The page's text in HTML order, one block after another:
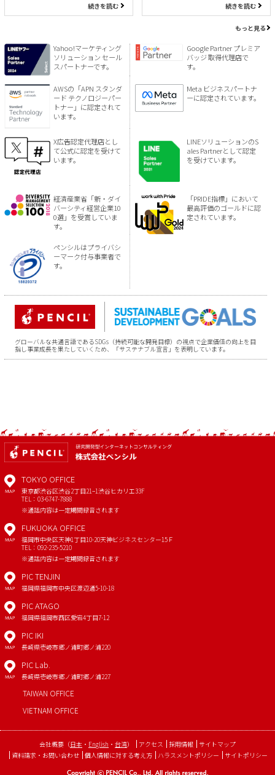
続きを読む 続きを読む
もっと見る
Yahoo!マーケティング
ソリューション セール
スパートナーです。
Google Partner プレミア
バッジ 取得代理店で
す。
AWSの「APN スタンダ
ード テクノロジーパー
トナー」に認定されて
います。
Meta ビジネスパートナ
ーに認定されています。
X広告認定代理店とし
て公式に認定を受けて
います。
LINEソリューションのS
ales Partnerとして認定
を受けています。
経済産業省「新・ダイ
バーシティ経営企業10
0選」を受賞していま
す。
「PRIDE指標」において
最高評価のゴールドに認
定されています。
ペンシルはプライバシ
ーマーク付与事業者で
す。
グローバルな共通言語であるSDGs（持続可能な開発目標）の視点で企業価値の向上を目
指し事業成長を果たしていくため、「サステナブル宣言」を表明しています。
MAP
TOKYO OFFICE
東京都渋谷区渋谷2丁目21−1渋谷ヒカリエ33F
TEL：03-6747-7888
※通話内容は一定期間録音されます
MAP
FUKUOKA OFFICE
福岡市中央区天神1丁目10-20天神ビジネスセンター15Ｆ
TEL：092-235-5210
※通話内容は一定期間録音されます
MAP
PIC TENJIN
福岡県福岡市中央区渡辺通5-10-18
MAP
PIC ATAGO
福岡県福岡市西区愛宕4丁目7-12
MAP
PIC IKI
長崎県壱岐市郷ノ浦町郷ノ浦220
MAP
PIC Lab.
長崎県壱岐市郷ノ浦町郷ノ浦227
TAIWAN OFFICE
VIETNAM OFFICE
会社概要 （日本 ・ English ・ 台湾） アクセス 採用情報 サイトマップ
資料請求・お問い合わせ 個人情報に対する考え方 ハラスメントポリシー サイトポリシー